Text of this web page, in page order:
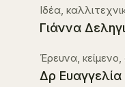
Ιδέα,
Γιάννα
Έρευνα,
Δρ